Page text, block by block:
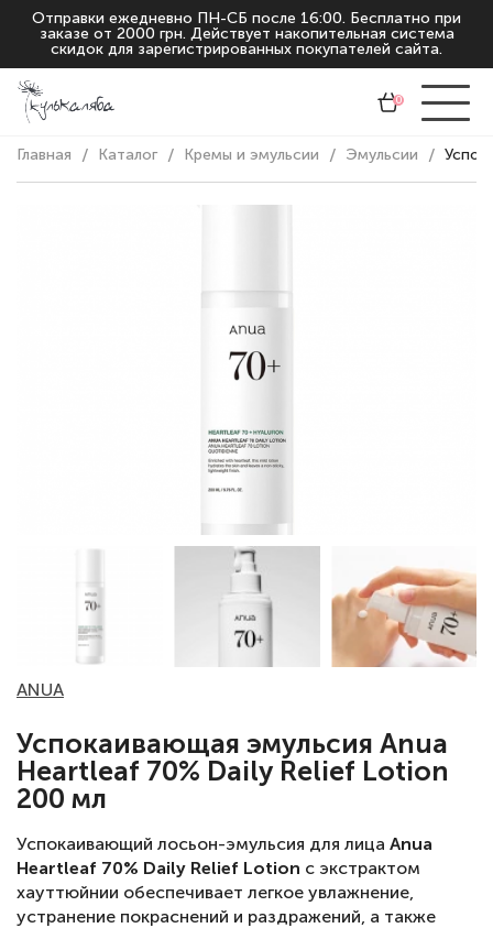
Отправки ежедневно ПН-СБ после 16:00. Бесплатно при
заказе от 2000 грн. Действует накопительная система
скидок для зарегистрированных покупателей сайта.
0
Главная Каталог Кремы и эмульсии Эмульсии
ANUA
Успокаивающая эмульсия Anua
Heartleaf 70% Daily Relief Lotion
200 мл
Успокаивающий лосьон-эмульсия для лица Anua
Heartleaf 70% Daily Relief Lotion с экстрактом
хауттюйнии обеспечивает легкое увлажнение,
устранение покраснений и раздражений, а также